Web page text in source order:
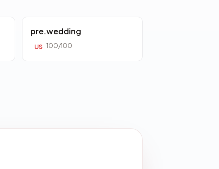
pre.wedding
US 100/100